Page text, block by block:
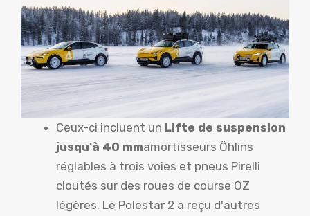
Ceux-ci incluent un Lifte de suspension
jusqu'à 40 mmamortisseurs Öhlins
réglables à trois voies et pneus Pirelli
cloutés sur des roues de course OZ
légères. Le Polestar 2 a reçu d'autres